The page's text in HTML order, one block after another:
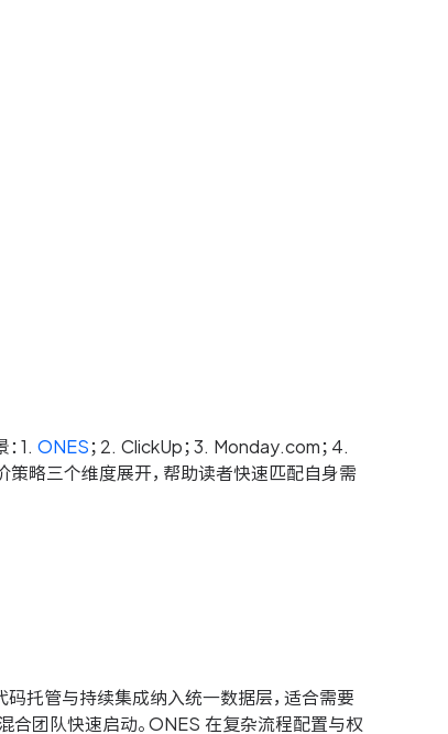
1. ONES ；2. ClickUp；3. Monday.com；4.
策略三个维度展开，帮助读者快速匹配自身需
码托管与持续集成纳入统一数据层，适合需要
合团队快速启动。ONES 在复杂流程配置与权